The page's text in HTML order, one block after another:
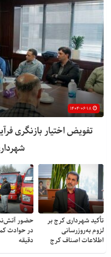
تفویض اختیار بازنگری
تأکید شهرداری کرج بر
لزوم به‌روزرسانی
اطلاعات اصناف کرج
حضور
دقیقه